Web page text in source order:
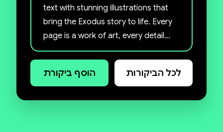
text with stunning illustrations that
bring the Exodus story to life. Every
page is a work of art, every detail
carefully considered.
לכל הביקורות הוסף ביקורת